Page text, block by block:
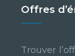
Offres
Trouver